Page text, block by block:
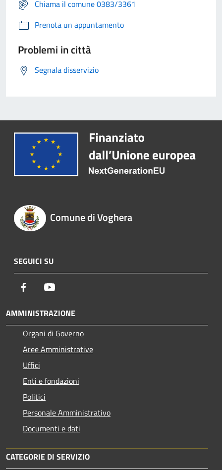
Chiama il comune 0383/3361
Prenota un appuntamento
Problemi in città
Segnala disservizio
Comune di Voghera
SEGUICI SU
Facebook
AMMINISTRAZIONE
Organi di Governo
Aree Amministrative
Uffici
Enti e fondazioni
Politici
Personale Amministrativo
Documenti e dati
CATEGORIE DI SERVIZIO